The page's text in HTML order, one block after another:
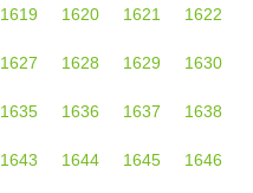
1619 1620 1621 1622
1627 1628 1629 1630
1635 1636 1637 1638
1643 1644 1645 1646